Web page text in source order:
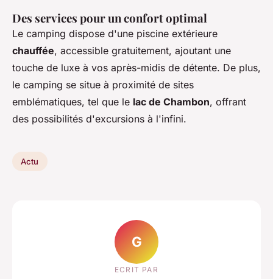
Des services pour un confort optimal
Le camping dispose d'une piscine extérieure
chauffée, accessible gratuitement, ajoutant une
touche de luxe à vos après-midis de détente. De plus,
le camping se situe à proximité de sites
emblématiques, tel que le lac de Chambon, offrant
des possibilités d'excursions à l'infini.
Actu
G
ECRIT PAR